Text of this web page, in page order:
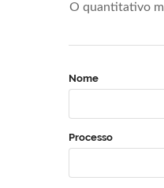
O quantitativo
Nome
Processo